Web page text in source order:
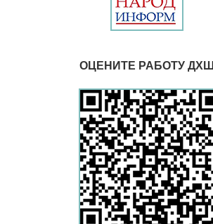
ОЦЕНИТЕ РАБОТУ ДХШ